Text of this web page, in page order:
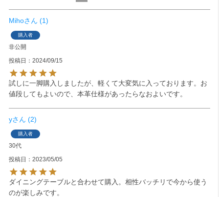
Miho 1
購入者
非公開
投稿日
2024/09/15
試しに一脚購入しましたが、軽くて大変気に入っております。お
値段してもよいので、本革仕様があったらなおよいです。
y 2
購入者
30代
投稿日
2023/05/05
ダイニングテーブルと合わせて購入。相性バッチリで今から使う
のが楽しみです。